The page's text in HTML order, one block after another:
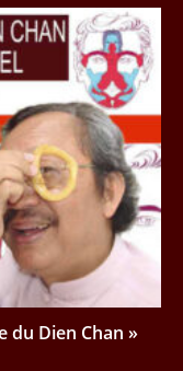
du Dien Chan »